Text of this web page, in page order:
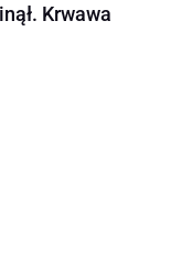
Krwawa